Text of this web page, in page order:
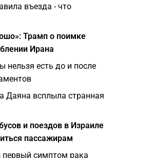
въезда - что
Трамп о поимке
Ирана
нельзя есть до и после
Даяна всплыла странная
и поездов в Израиле
пассажирам
первый симптом рака